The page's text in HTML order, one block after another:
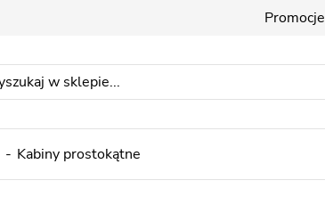
Promocje
Kabiny prostokątne